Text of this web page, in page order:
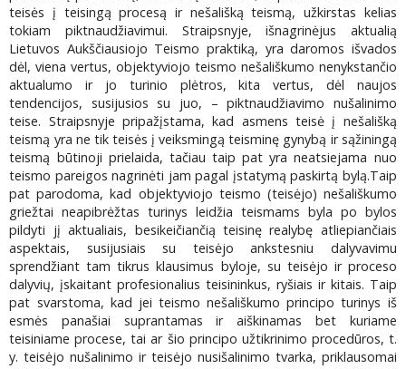
teisės į teisingą procesą ir nešališką teismą, užkirstas kelias
tokiam piktnaudžiavimui. Straipsnyje, išnagrinėjus aktualią
Lietuvos Aukščiausiojo Teismo praktiką, yra daromos išvados
dėl, viena vertus, objektyviojo teismo nešališkumo nenykstančio
aktualumo ir jo turinio plėtros, kita vertus, dėl naujos
tendencijos, susijusios su juo, – piktnaudžiavimo nušalinimo
teise. Straipsnyje pripažįstama, kad asmens teisė į nešališką
teismą yra ne tik teisės į veiksmingą teisminę gynybą ir sąžiningą
teismą būtinoji prielaida, tačiau taip pat yra neatsiejama nuo
teismo pareigos nagrinėti jam pagal įstatymą paskirtą bylą.Taip
pat parodoma, kad objektyviojo teismo (teisėjo) nešališkumo
griežtai neapibrėžtas turinys leidžia teismams byla po bylos
pildyti jį aktualiais, besikeičiančią teisinę realybę atliepiančiais
aspektais, susijusiais su teisėjo ankstesniu dalyvavimu
sprendžiant tam tikrus klausimus byloje, su teisėjo ir proceso
dalyvių, įskaitant profesionalius teisininkus, ryšiais ir kitais. Taip
pat svarstoma, kad jei teismo nešališkumo principo turinys iš
esmės panašiai suprantamas ir aiškinamas bet kuriame
teisiniame procese, tai ar šio principo užtikrinimo procedūros, t.
y. teisėjo nušalinimo ir teisėjo nusišalinimo tvarka, priklausomai